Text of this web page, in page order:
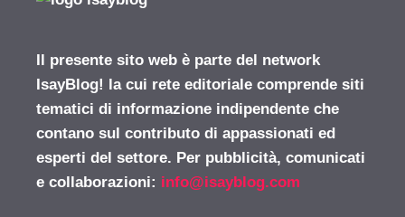
Il presente sito web è parte del network
IsayBlog! la cui rete editoriale comprende siti
tematici di informazione indipendente che
contano sul contributo di appassionati ed
esperti del settore. Per pubblicità, comunicati
e collaborazioni: info@isayblog.com